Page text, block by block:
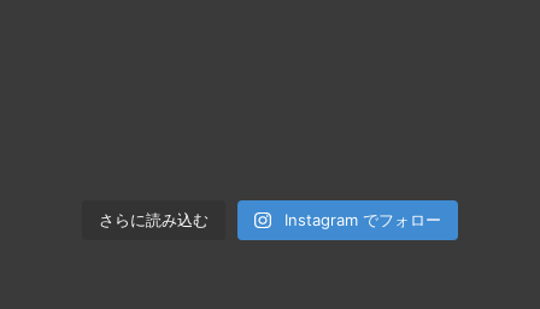
さらに読み込む Instagram でフォロー